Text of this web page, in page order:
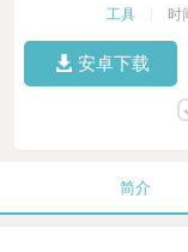
工具 时
安卓下载
简介